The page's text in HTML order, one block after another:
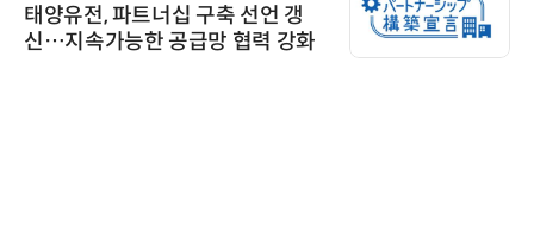
태양유전, 파트너십 구축 선언 갱
신…지속가능한 공급망 협력 강화